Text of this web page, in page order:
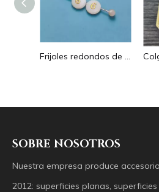
Frijoles redondos de nácar Natural para diseño de collar, corte de letras, cabujón de tamaño pequeño, fabricación de pulseras, concha de diseño
SOBRE NOSOTROS
Nuestra empresa produce
2012: superficies planas,